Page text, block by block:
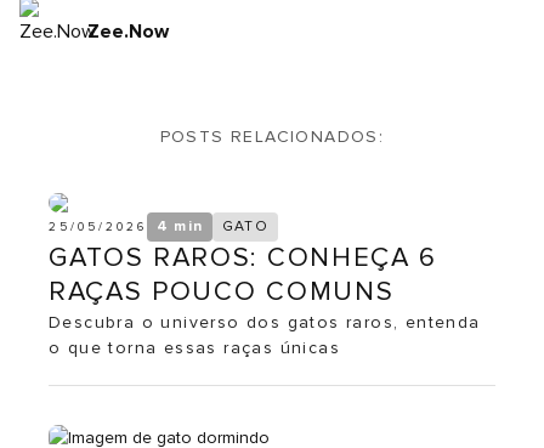
Zee.Now
POSTS RELACIONADOS:
25/05/2026 4 min GATO
GATOS RAROS: CONHEÇA 6
RAÇAS POUCO COMUNS
Descubra o universo dos gatos raros, entenda
o que torna essas raças únicas